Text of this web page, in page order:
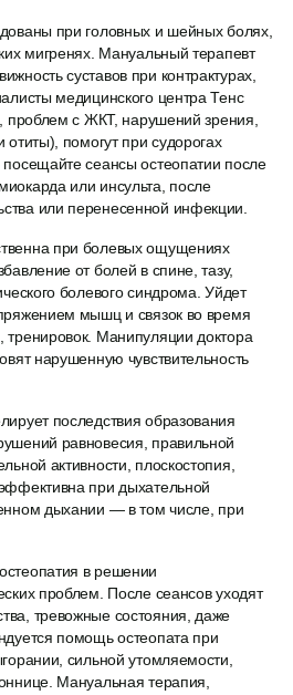
при головных и шейных болях,
мигренях. Мануальный терапевт
суставов при контрактурах,
медицинского центра Тенс
проблем с ЖКТ, нарушений зрения,
помогут при судорогах
сеансы остеопатии после
или инсульта, после
или перенесенной инфекции.
при болевых ощущениях
от болей в спине, тазу,
болевого синдрома. Уйдет
мышц и связок во время
тренировок. Манипуляции доктора
нарушенную чувствительность
последствия образования
равновесия, правильной
активности, плоскостопия,
при дыхательной
дыхании — в том числе, при
в решении
проблем. После сеансов уходят
тревожные состояния, даже
помощь остеопата при
сильной утомляемости,
Мануальная терапия,